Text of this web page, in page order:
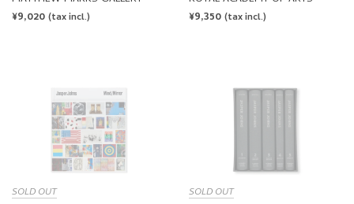
REGULAR
¥9,020 (tax incl.)
REGULAR
¥9,350 (tax incl.)
SOLD OUT SOLD OUT